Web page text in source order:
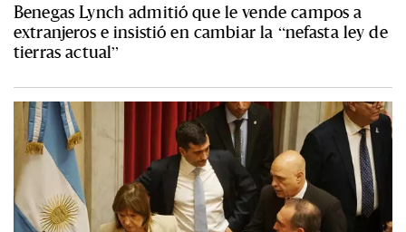
Benegas Lynch admitió que le vende campos a
extranjeros e insistió en cambiar la “nefasta ley de
tierras actual”